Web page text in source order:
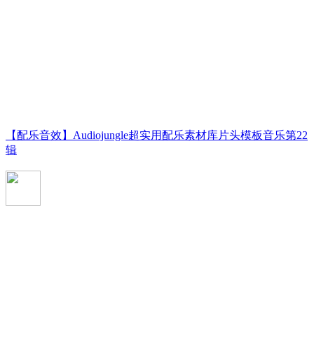
【配乐音效】Audiojungle超实用配乐素材库片头模板音乐第22
辑